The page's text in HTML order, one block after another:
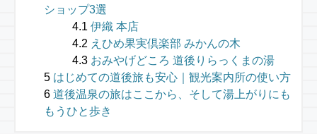
ショップ3選
伊織 本店
えひめ果実倶楽部 みかんの木
おみやげどころ 道後りらっくまの湯
はじめての道後旅も安心｜観光案内所の使い方
道後温泉の旅はここから、そして湯上がりにも
もうひと歩き